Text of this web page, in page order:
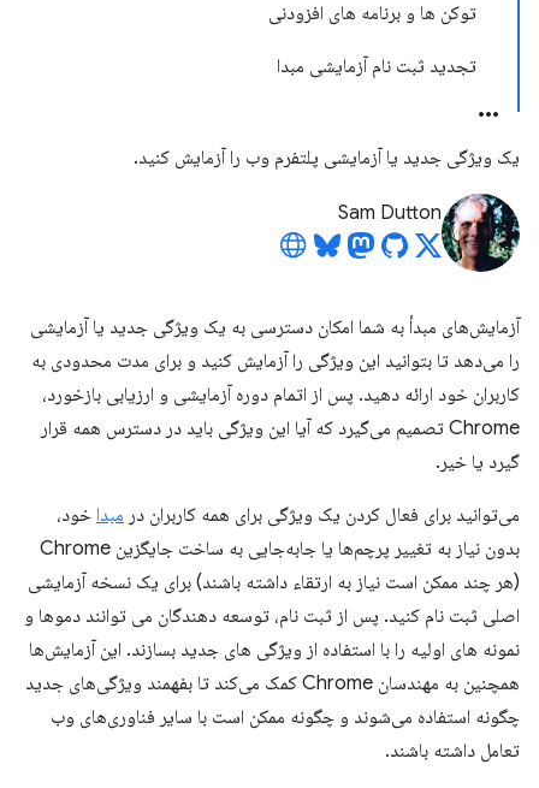
توکن ها و برنامه های افزودنی
تجدید ثبت نام آزمایشی مبدا
یک ویژگی جدید یا آزمایشی پلتفرم وب را آزمایش کنید.
Sam Dutton
آزمایش‌های مبدأ به شما امکان دسترسی به یک ویژگی جدید یا آزمایشی
را می‌دهد تا بتوانید این ویژگی را آزمایش کنید و برای مدت محدودی به
کاربران خود ارائه دهید. پس از اتمام دوره آزمایشی و ارزیابی بازخورد،
Chrome تصمیم می‌گیرد که آیا این ویژگی باید در دسترس همه قرار
گیرد یا خیر.
می‌توانید برای فعال کردن یک ویژگی برای همه کاربران در مبدا خود،
بدون نیاز به تغییر پرچم‌ها یا جابه‌جایی به ساخت جایگزین Chrome
(هر چند ممکن است نیاز به ارتقاء داشته باشند) برای یک نسخه آزمایشی
اصلی ثبت نام کنید. پس از ثبت نام، توسعه دهندگان می توانند دموها و
نمونه های اولیه را با استفاده از ویژگی های جدید بسازند. این آزمایش‌ها
همچنین به مهندسان Chrome کمک می‌کند تا بفهمند ویژگی‌های جدید
چگونه استفاده می‌شوند و چگونه ممکن است با سایر فناوری‌های وب
تعامل داشته باشند.